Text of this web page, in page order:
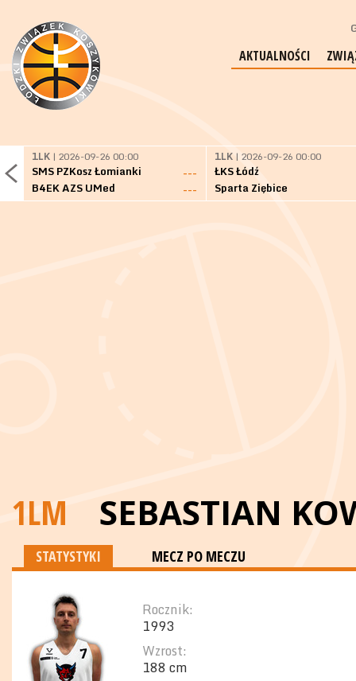
AKTUALNOŚCI
1LK | 2026-09-26 00:00
SMS PZKosz Łomianki
---
B4EK AZS UMed
---
1LK | 2026-09-26 00:00
ŁKS Łódź
Sparta Ziębice
1LM SEBASTIAN
STATYSTYKI MECZ PO MECZU
Rocznik:
1993
Wzrost:
188 cm